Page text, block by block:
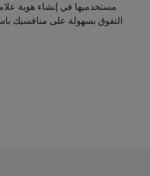
مستخدميها في إنشاء هوية
التفوق بسهولة على منافسيك